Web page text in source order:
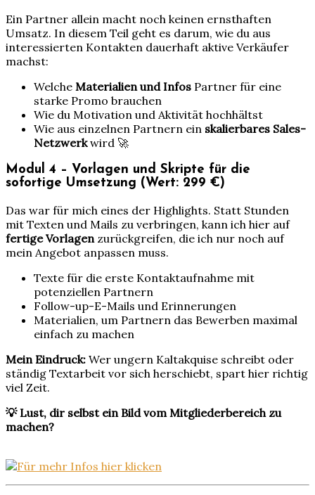
Ein Partner allein macht noch keinen ernsthaften
Umsatz. In diesem Teil geht es darum, wie du aus
interessierten Kontakten dauerhaft aktive Verkäufer
machst:
Welche Materialien und Infos Partner für eine
starke Promo brauchen
Wie du Motivation und Aktivität hochhältst
Wie aus einzelnen Partnern ein skalierbares Sales-
Netzwerkwird 🚀
Modul 4 – Vorlagen und Skripte für die
sofortige Umsetzung (Wert: 299 €)
Das war für mich eines der Highlights. Statt Stunden
mit Texten und Mails zu verbringen, kann ich hier auf
fertige Vorlagen zurückgreifen, die ich nur noch auf
mein Angebot anpassen muss.
Texte für die erste Kontaktaufnahme mit
potenziellen Partnern
Follow-up-E-Mails und Erinnerungen
Materialien, um Partnern das Bewerben maximal
einfach zu machen
Mein Eindruck: Wer ungern Kaltakquise schreibt oder
ständig Textarbeit vor sich herschiebt, spart hier richtig
viel Zeit.
💡 Lust, dir selbst ein Bild vom Mitgliederbereich zu
machen?